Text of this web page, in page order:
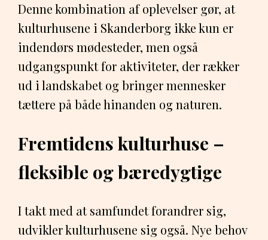
Denne kombination af oplevelser gør, at
kulturhusene i Skanderborg ikke kun er
indendørs mødesteder, men også
udgangspunkt for aktiviteter, der rækker
ud i landskabet og bringer mennesker
tættere på både hinanden og naturen.
Fremtidens kulturhuse –
fleksible og bæredygtige
I takt med at samfundet forandrer sig,
udvikler kulturhusene sig også. Nye behov